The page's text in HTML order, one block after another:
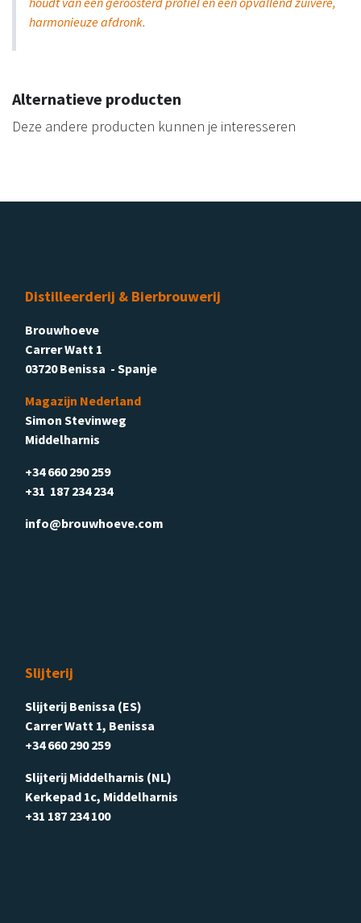
harmonieuze afdronk.
Alternatieve producten
Deze andere producten kunnen je interesseren
Distilleerderij & Bierbrouwerij
Brouwhoeve
Carrer Watt 1
03720 Benissa - Spanje
Magazijn Nederland
Simon Stevinweg
Middelharnis
+34 660 290 259
+31 187 234 234
info@brouwhoeve.com
Slijterij
Slijterij Benissa (ES)
Carrer Watt 1, Benissa
+34 660 290 259
Slijterij Middelharnis (NL)
Kerkepad 1c, Middelharnis
+31 187 234 100